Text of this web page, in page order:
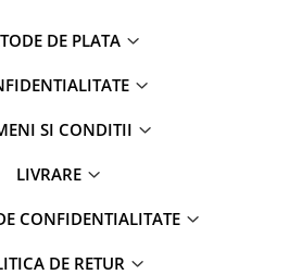
DE PLATA
SI CONDITII
LIVRARE
CONFIDENTIALITATE
DE RETUR